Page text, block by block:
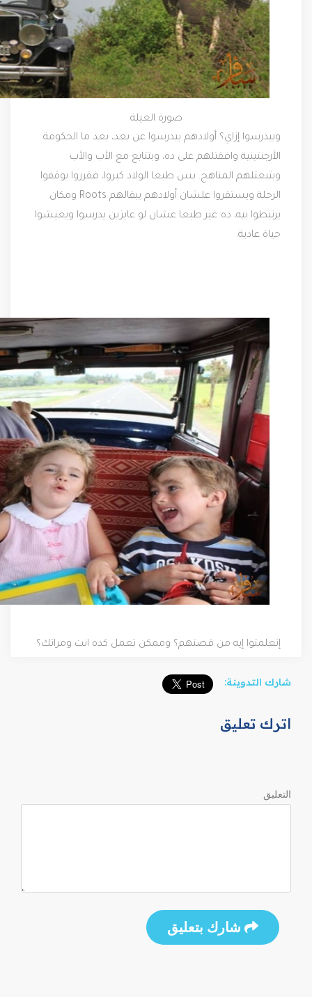
صورة العيلة
وبيدرسوا إزاي؟ أولادهم بيدرسوا عن بعد، بعد ما الحكومة
الأرجنتينية وافقتلهم على ده، وبتتابع مع الأب والأب
وبتبعتلهم المناهج. بس طبعا الولاد كبروا، فقرروا يوقفوا
الرحلة ويستقروا علشان أولادهم يبقالهم Roots ومكان
يرتبطوا بيه، ده غير طبعا عشان لو عايزين يدرسوا ويعيشوا
حياة عادية.
إتعلمتوا إيه من قصتهم؟ وممكن تعمل كده انت ومراتك؟
شارك التدوينة:
اترك تعليق
التعليق
شارك بتعليق